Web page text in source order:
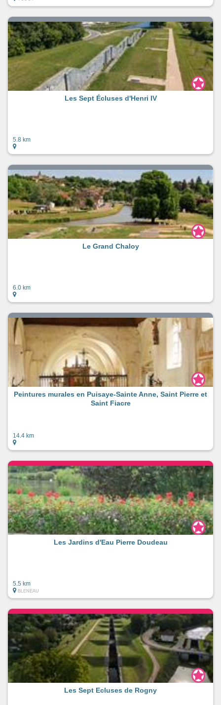
Les Sept Écluses d'Henri IV
5.8 km
Le Grand Chaloy
6.0 km
Peintures murales en Puisaye-Sainte Anne, Saint Pierre et
Saint Fiacre
14.4 km
Les Jardins d'Eau Pierre Doudeau
5.5 km
BLENEAU
Les Sept Ecluses de Rogny